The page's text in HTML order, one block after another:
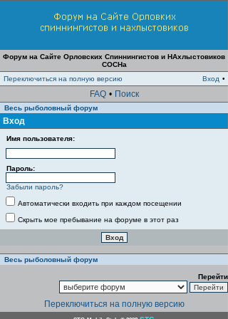
Форум на Сайте Орловских Спиннингистов и НАхлыстовиков
СОСНа
Переключиться на полную версию
Вход •
FAQ • Поиск
Весь рыболовный форум
Вход
Имя пользователя:
Пароль:
Забыли пароль?
Автоматически входить при каждом посещении
Скрыть мое пребывание на форуме в этот раз
Весь рыболовный форум
Перейти
Переключиться на полную версию